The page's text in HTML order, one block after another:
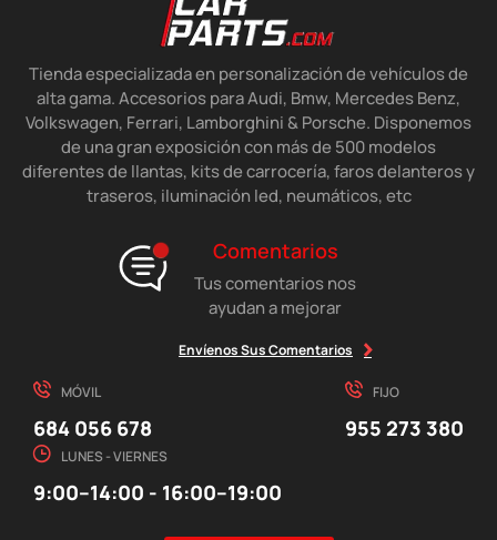
Tienda especializada en personalización de vehículos de
alta gama. Accesorios para Audi, Bmw, Mercedes Benz,
Volkswagen, Ferrari, Lamborghini & Porsche. Disponemos
de una gran exposición con más de 500 modelos
diferentes de llantas, kits de carrocería, faros delanteros y
traseros, iluminación led, neumáticos, etc
Comentarios
Tus comentarios nos
ayudan a mejorar
Envíenos Sus Comentarios
MÓVIL
684 056 678
FIJO
955 273 380
LUNES - VIERNES
9:00–14:00 - 16:00–19:00